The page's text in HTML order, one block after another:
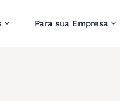
Para sua Empresa